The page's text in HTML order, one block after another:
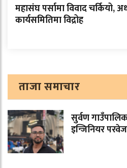
महासंघ पर्सामा विवाद चर्कियो,
कार्यसमितिमा विद्रोह
ताजा समाचार
सुर्वण
इन्जिनियर